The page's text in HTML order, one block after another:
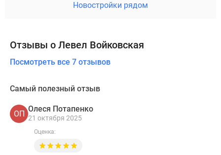
Новостройки рядом
Отзывы о Левел Войковская
Посмотреть все 7 отзывов
Самый полезный отзыв
ОП
Олеся Потапенко
21 октября 2025
Оценка: